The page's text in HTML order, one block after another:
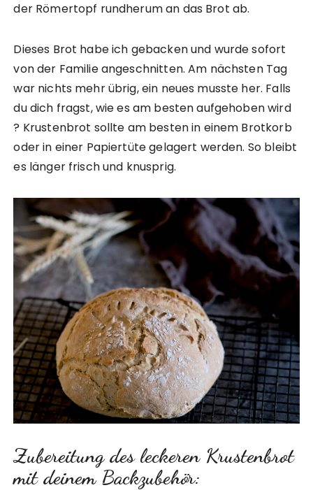
der Römertopf rundherum an das Brot ab.
Dieses Brot habe ich gebacken und wurde sofort
von der Familie angeschnitten. Am nächsten Tag
war nichts mehr übrig, ein neues musste her. Falls
du dich fragst, wie es am besten aufgehoben wird
? Krustenbrot sollte am besten in einem Brotkorb
oder in einer Papiertüte gelagert werden. So bleibt
es länger frisch und knusprig.
Zubereitung des leckeren Krustenbrot
mit deinem Backzubehör: